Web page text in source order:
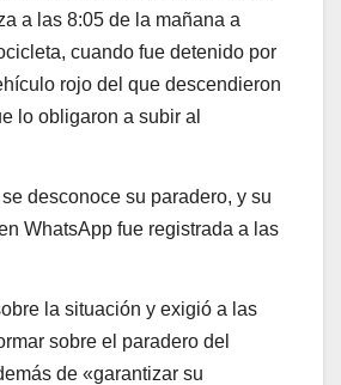
a las 8:05 de la mañana a
cuando fue detenido por
rojo del que descendieron
lo obligaron a subir al
desconoce su paradero, y su
WhatsApp fue registrada a las
la situación y exigió a las
sobre el paradero del
de «garantizar su